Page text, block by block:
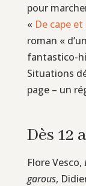
pour
« De cape
roman «
fantastico-
Situations
page – un
Dès 12
Flore Vesco,
garous,